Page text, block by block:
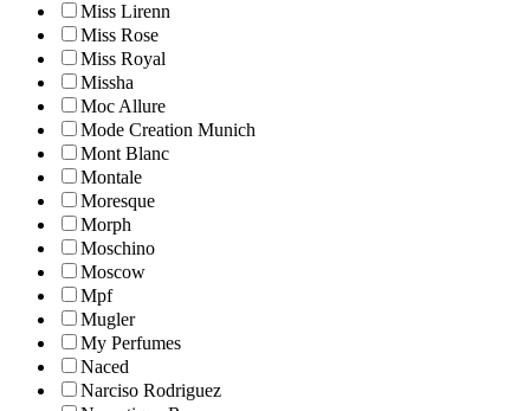
Miss Lirenn
Miss Rose
Miss Royal
Missha
Moc Allure
Mode Creation Munich
Mont Blanc
Montale
Moresque
Morph
Moschino
Moscow
Mpf
Mugler
My Perfumes
Naced
Narciso Rodriguez